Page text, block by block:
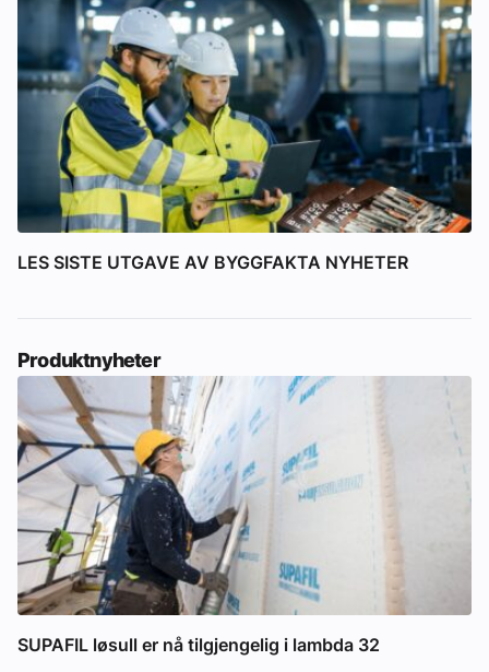
LES SISTE UTGAVE AV BYGGFAKTA NYHETER
Produktnyheter
SUPAFIL løsull er nå tilgjengelig i lambda 32